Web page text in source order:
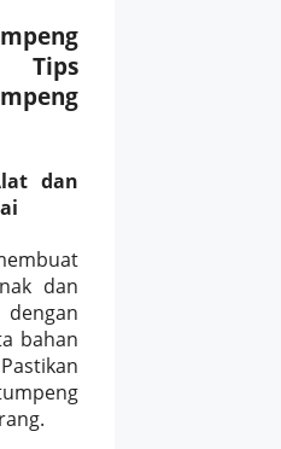
Tips
dan
dan
bahan